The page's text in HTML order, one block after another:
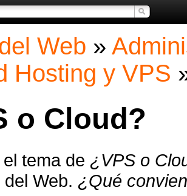
Web »
Hosting y VPS
o Cloud?
tema de ¿VPS o
Web. ¿Qué